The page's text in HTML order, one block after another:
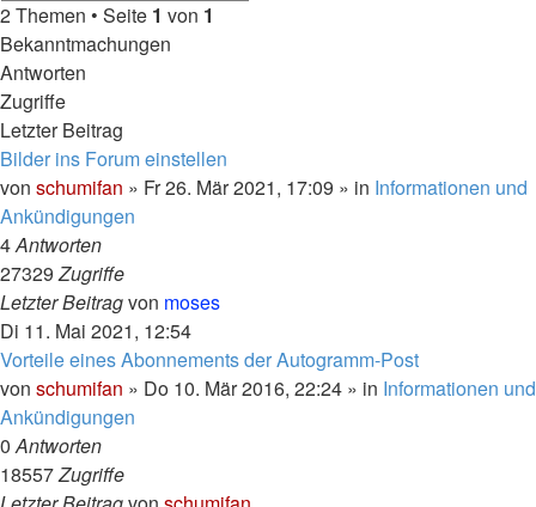
2 Themen • Seite 1 von 1
Bekanntmachungen
Antworten
Zugriffe
Letzter Beitrag
Bilder ins Forum einstellen
von schumifan » Fr 26. Mär 2021, 17:09 » in Informationen und
Ankündigungen
4Antworten
27329Zugriffe
Letzter Beitragvon moses
Di 11. Mai 2021, 12:54
Vorteile eines Abonnements der Autogramm-Post
von schumifan » Do 10. Mär 2016, 22:24 » in Informationen und
Ankündigungen
0Antworten
18557Zugriffe